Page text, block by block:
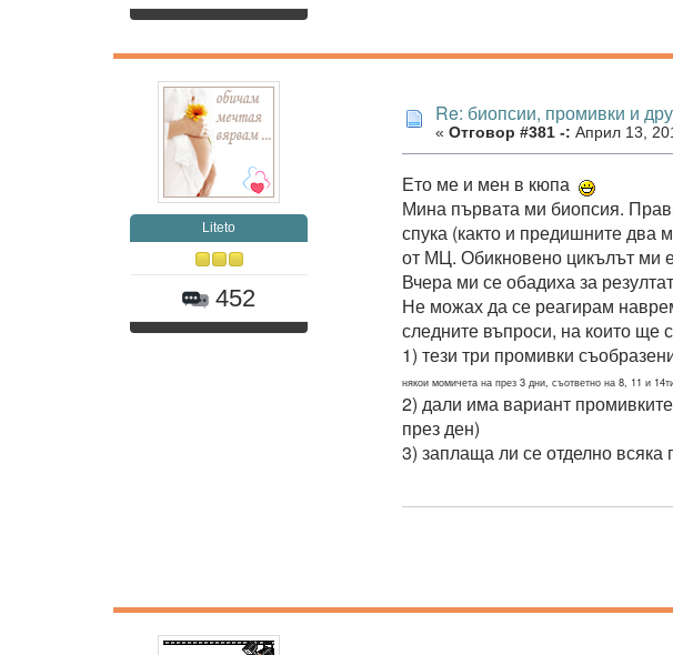
Liteto
452
Re: биопсии, промивки и
« Отговор #381 -: Април 13,
Ето ме и мен в кюпа
Мина първата ми биопсия.
спука (както и предишните два
от МЦ. Обикновено цикълът ми
Вчера ми се обадиха за
Не можах да се реагирам
следните въпроси, на които ще
1) тези три промивки
някои момичета на през 3 дни, съответно на 8, 11 и
2) дали има вариант
през ден)
3) заплаща ли се отделно всяка